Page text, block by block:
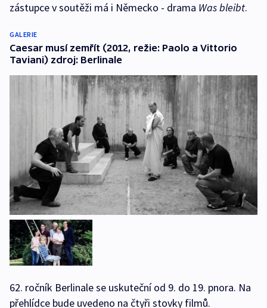
zástupce v soutěži má i Německo - drama Was bleibt.
GALERIE
Caesar musí zemřít (2012, režie: Paolo a Vittorio
Taviani) zdroj: Berlinale
62. ročník Berlinale se uskuteční od 9. do 19. pnora. Na
přehlídce bude uvedeno na čtyři stovky filmů.